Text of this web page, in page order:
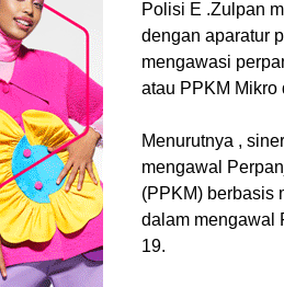
Polisi E .Zulpan
dengan aparatur
mengawasi
atau PPKM Mikro
Menurutnya ,
mengawal
(PPKM) berbasis
dalam mengawal
19.